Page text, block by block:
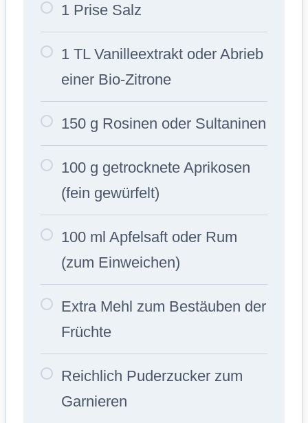
1 Prise Salz
1 TL Vanilleextrakt oder Abrieb
einer Bio-Zitrone
150 g Rosinen oder Sultaninen
100 g getrocknete Aprikosen
(fein gewürfelt)
100 ml Apfelsaft oder Rum
(zum Einweichen)
Extra Mehl zum Bestäuben der
Früchte
Reichlich Puderzucker zum
Garnieren